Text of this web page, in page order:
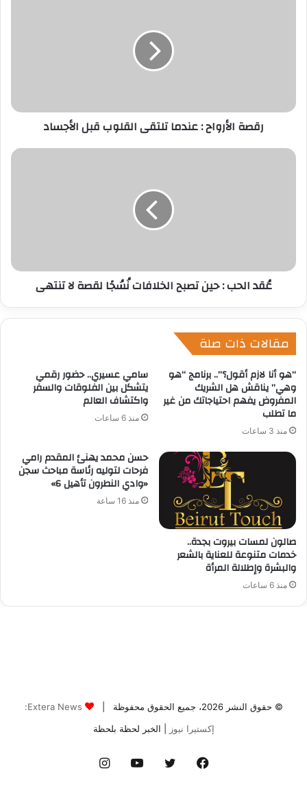
© حقوق النشر 2026، جميع الحقوق محفوظة |
Extera News:
إكستيرا نيوز
| الخبر لحظة بلحظة
فيسبوك تويتر يوتيوب